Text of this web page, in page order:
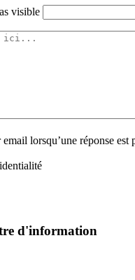
visible
lorsqu’une réponse est
d'information